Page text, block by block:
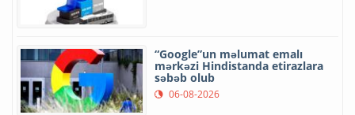
“Google”un məlumat emalı
mərkəzi Hindistanda etirazlara
səbəb olub
06-08-2026